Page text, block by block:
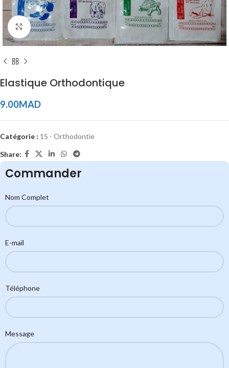
Click to enlarge
Elastique Orthodontique
9.00MAD
Catégorie : 15 - Orthodontie
Share:
Commander
Nom Complet
E-mail
Téléphone
Message